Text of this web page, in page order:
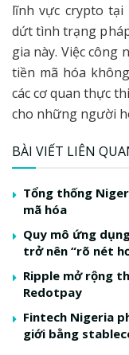
lĩnh vực crypto
dứt tình trạng
gia này. Việc công
tiền mã hóa
các cơ quan thực
cho những người
BÀI VIẾT LIÊN
Tổng thống
mã hóa
Quy mô ứng
trở nên “rõ nét
Ripple mở rộng
Redotpay
Fintech Nigeria
giới bằng